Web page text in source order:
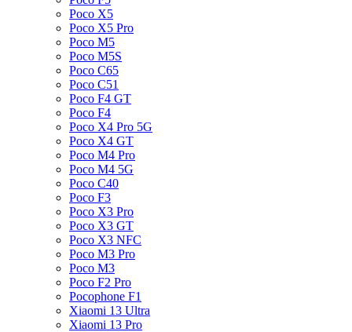
Poco X5
Poco X5 Pro
Poco M5
Poco M5S
Poco C65
Poco C51
Poco F4 GT
Poco F4
Poco X4 Pro 5G
Poco X4 GT
Poco M4 Pro
Poco M4 5G
Poco C40
Poco F3
Poco X3 Pro
Poco X3 GT
Poco X3 NFC
Poco M3 Pro
Poco M3
Poco F2 Pro
Pocophone F1
Xiaomi 13 Ultra
Xiaomi 13 Pro